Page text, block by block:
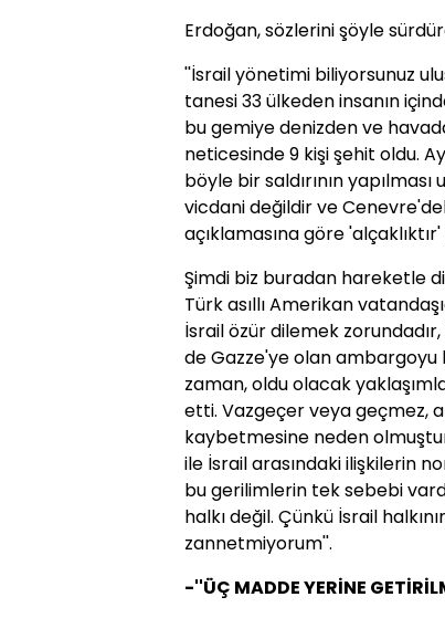
Erdoğan, sözlerini şöyle
''İsrail yönetimi biliyorsunuz
tanesi 33 ülkeden insanın
bu gemiye denizden ve
neticesinde 9 kişi şehit oldu.
böyle bir saldırının
vicdani değildir ve
açıklamasına göre 'alçaklıktır'
Şimdi biz buradan hareketle
Türk asıllı Amerikan
İsrail özür dilemek
de Gazze'ye olan ambargoyu
zaman, oldu olacak
etti. Vazgeçer veya geçmez,
kaybetmesine neden
ile İsrail arasındaki ilişkilerin
bu gerilimlerin tek sebebi
halkı değil. Çünkü İsrail
zannetmiyorum''.
-''ÜÇ MADDE YERİNE